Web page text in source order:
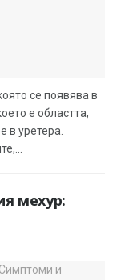
се появява в
е областта,
в уретера.
мехур: